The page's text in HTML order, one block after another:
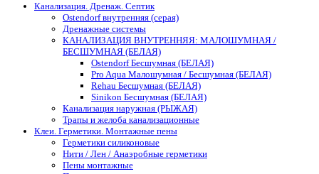
Канализация. Дренаж. Септик
Ostendorf внутренняя (серая)
Дренажные системы
КАНАЛИЗАЦИЯ ВНУТРЕННЯЯ: МАЛОШУМНАЯ /
БЕСШУМНАЯ (БЕЛАЯ)
Ostendorf Бесшумная (БЕЛАЯ)
Pro Aqua Малошумная / Бесшумная (БЕЛАЯ)
Rehau Бесшумная (БЕЛАЯ)
Sinikon Бесшумная (БЕЛАЯ)
Канализация наружная (РЫЖАЯ)
Трапы и желоба канализационные
Клеи. Герметики. Монтажные пены
Герметики силиконовые
Нити / Лен / Анаэробные герметики
Пены монтажные